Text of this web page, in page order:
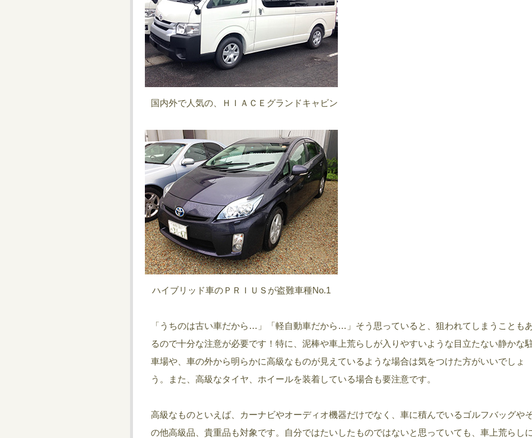
国内外で人気の、ＨＩＡＣＥグランドキャビン
ハイブリッド車のＰＲＩＵＳが盗難車種No.1
「うちのは古い車だから…」「軽自動車だから…」そう思っていると、狙われてしまうことも
るので十分な注意が必要です！特に、泥棒や車上荒らしが入りやすいような目立たない静かな
車場や、車の外から明らかに高級なものが見えているような場合は気をつけた方がいいでしょ
う。また、高級なタイヤ、ホイールを装着している場合も要注意です。
高級なものといえば、カーナビやオーディオ機器だけでなく、車に積んでいるゴルフバッグや
の他高級品、貴重品も対象です。自分ではたいしたものではないと思っていても、車上荒らし